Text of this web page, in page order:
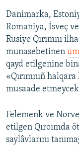
Danimarka,
Romaniya, İsveç
Rusiye Qırımnı
munasebetinen
qayd etilgenine
«Qırımnıñ
musaade
Felemenk ve
etilgen Qıroımda
saylâvlarını